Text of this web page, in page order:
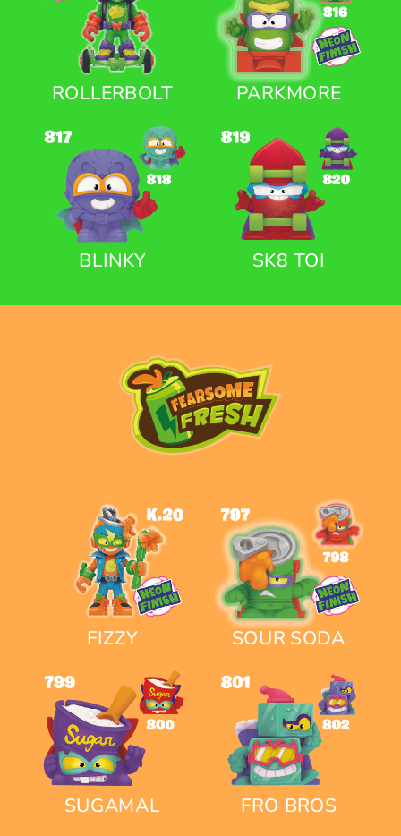
ROLLERBOLT PARKMORE
BLINKY SK8 TOI
FIZZY SOUR SODA
SUGAMAL FRO BROS